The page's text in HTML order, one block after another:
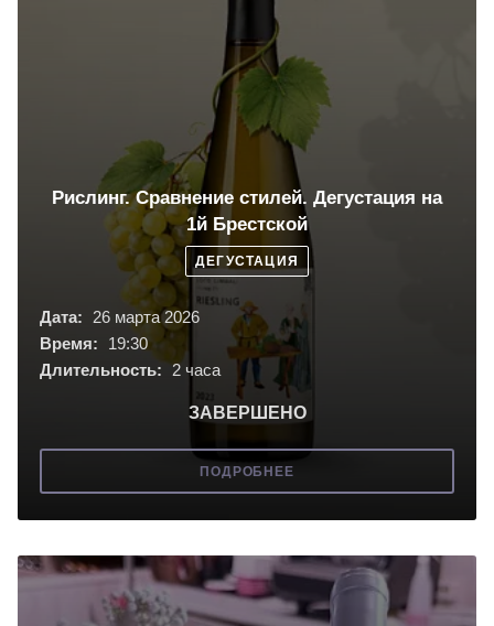
Рислинг. Сравнение стилей. Дегустация на
1й Брестской
ДЕГУСТАЦИЯ
Дата:
26 марта 2026
Время:
19:30
Длительность: 2 часа
ЗАВЕРШЕНО
ПОДРОБНЕЕ